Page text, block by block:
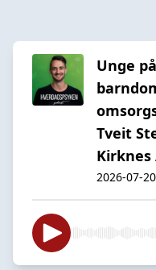
Unge
Tveit
Kirknes
2026-07-20